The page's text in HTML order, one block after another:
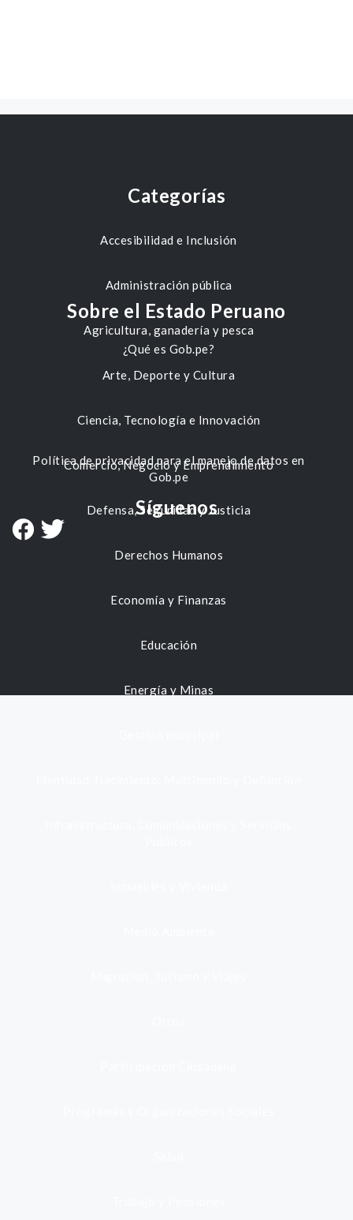
Categorías
Accesibilidad e Inclusión
Administración pública
Agricultura, ganadería y pesca
Arte, Deporte y Cultura
Ciencia, Tecnología e Innovación
Comercio, Negocio y Emprendimiento
Defensa, Seguridad y Justicia
Derechos Humanos
Economía y Finanzas
Educación
Energía y Minas
Sobre el Estado Peruano
¿Qué es Gob.pe?
Política de privacidad para el manejo de datos en
Gob.pe
Síguenos